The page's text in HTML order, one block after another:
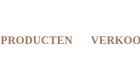
PRODUCTEN